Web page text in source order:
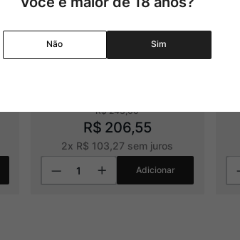
Cachaça Cê Blanc de
Blancs
R$ 243,00
R$ 206,55
2x R$ 103 27 sem juros
Adicionar
Não Sim